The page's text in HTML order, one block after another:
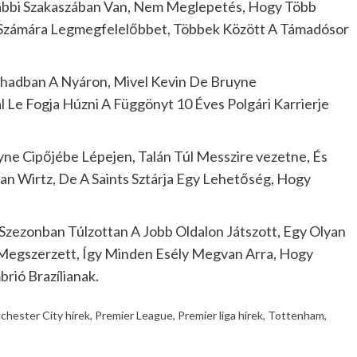
Szakaszában Van, Nem Meglepetés, Hogy Több
Legmegfelelőbbet, Többek Között A Támadósor
A Nyáron, Mivel Kevin De Bruyne
Fogja Húzni A Függönyt 10 Éves Polgári Karrierje
Cipőjébe Lépejen, Talán Túl Messzire vezetne, És
Wirtz, De A Saints Sztárja Egy Lehetőség, Hogy
Túlzottan A Jobb Oldalon Játszott, Egy Olyan
Így Minden Esély Megvan Arra, Hogy
Brazílianak.
City hírek, Premier League, Premier liga hírek, Tottenham,